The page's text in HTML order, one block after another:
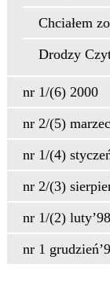
Chciałem
Drodzy
nr 1/(6) 2000
nr 2/(5)
nr 1/(4)
nr 2/(3)
nr 1/(2) luty’98
nr 1